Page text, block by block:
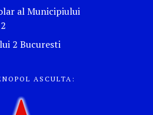
al Municipiului
2 Bucuresti
ASCULTA: